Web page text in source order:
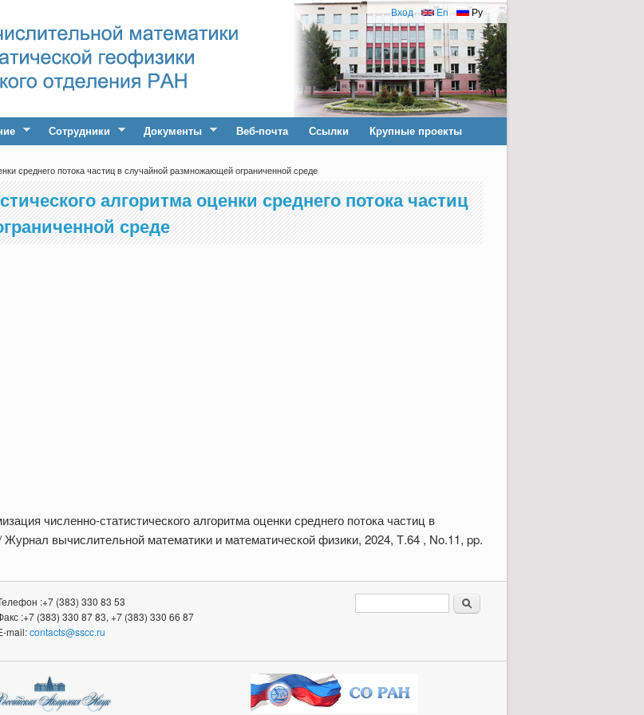
Ру
En
Вход
Сотрудники Документы Веб-почта Ссылки Крупные проекты
среднего потока частиц в случайной размножающей ограниченной среде
алгоритма оценки среднего потока частиц
среде
численно-статистического алгоритма оценки среднего потока частиц в
вычислительной математики и математической физики, 2024, Т.64 , No.11, pp.
:+7 (383) 330 83 53
:+7 (383) 330 87 83, +7 (383) 330 66 87
mail:contacts@sscc.ru
Форма поиска